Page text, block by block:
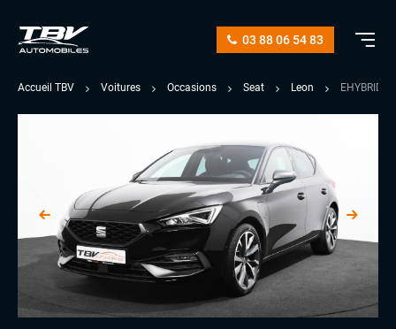
03 88 06 54 83
Accueil TBV Voitures Occasions Seat Leon EHYBRID